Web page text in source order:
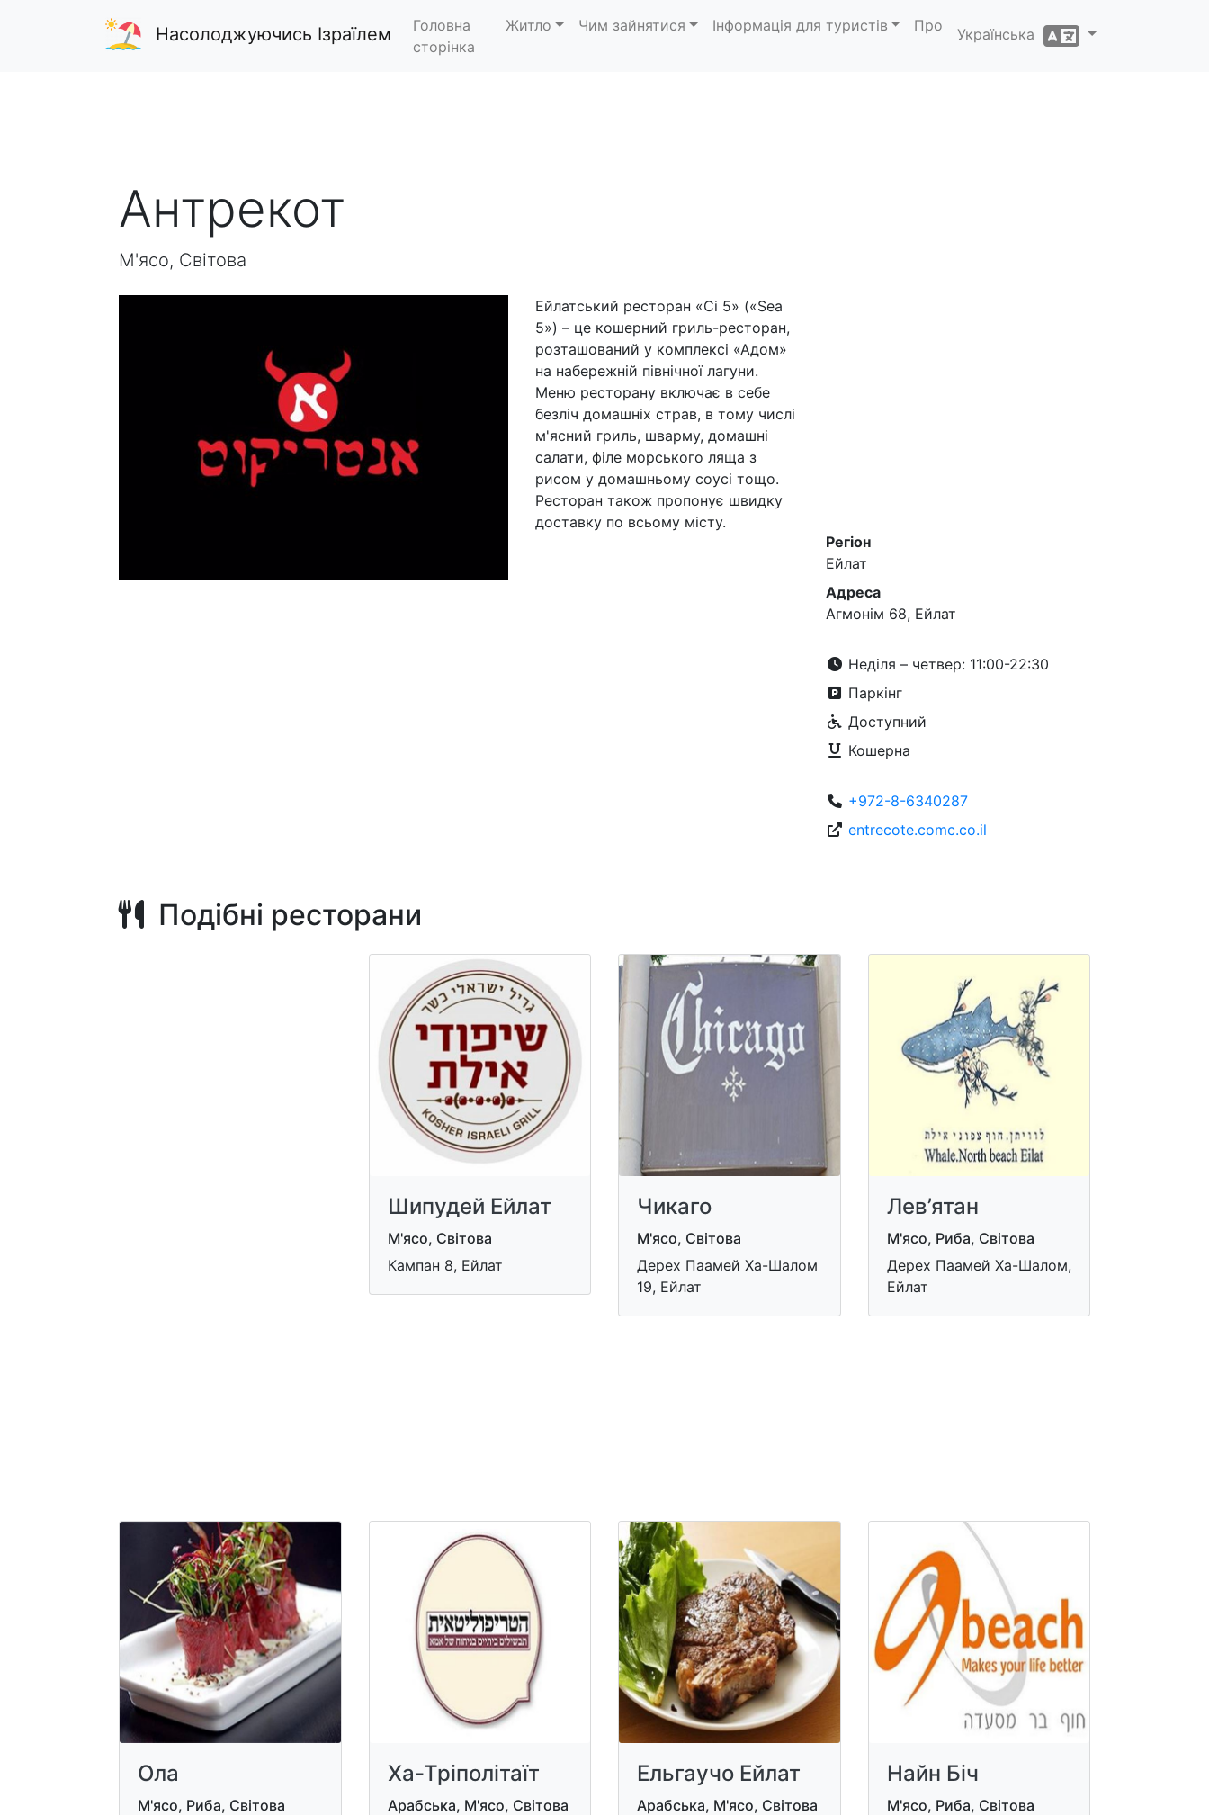
Насолоджуючись Ізраїлем
Головна
сторінка
Житло Чим зайнятися Інформація для туристів Про
Українська
Антрекот
М'ясо, Світова
Ейлатський ресторан «Сі 5» («Sea
5») – це кошерний гриль-ресторан,
розташований у комплексі «Адом»
на набережній північної лагуни.
Меню ресторану включає в себе
безліч домашніх страв, в тому числі
м'ясний гриль, шварму, домашні
салати, філе морського ляща з
рисом у домашньому соусі тощо.
Ресторан також пропонує швидку
доставку по всьому місту.
Регіон
Ейлат
Адреса
Агмонім 68, Ейлат
Неділя – четвер: 11:00-22:30
Паркінг
Доступний
Кошерна
+972-8-6340287
entrecote.comc.co.il
Подібні ресторани
Шипудей Ейлат
М'ясо, Світова
Кампан 8, Ейлат
Чикаго
М'ясо, Світова
Дерех Паамей Ха-Шалом
19, Ейлат
Лев’ятан
М'ясо, Риба, Світова
Дерех Паамей Ха-Шалом,
Ейлат
Ола
М'ясо, Риба, Світова
Ха-Тріполітаїт
Арабська, М'ясо, Світова
Ельгаучо Ейлат
Арабська, М'ясо, Світова
Найн Біч
М'ясо, Риба, Світова